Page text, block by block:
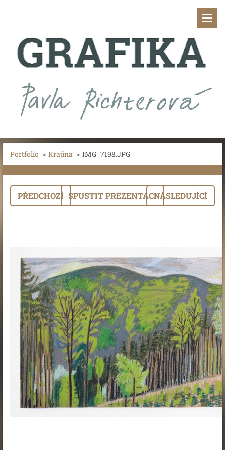
Portfolio > Krajina > IMG_7198.JPG
PŘEDCHOZÍ SPUSTIT PREZENTACINÁSLEDUJÍCÍ